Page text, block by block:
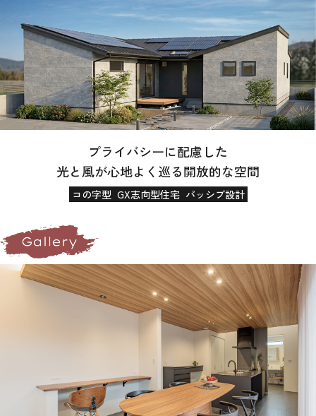
プライバシーに配慮した
光と風が心地よく巡る開放的な空間
コの字型 GX志向型住宅 パッシブ設計